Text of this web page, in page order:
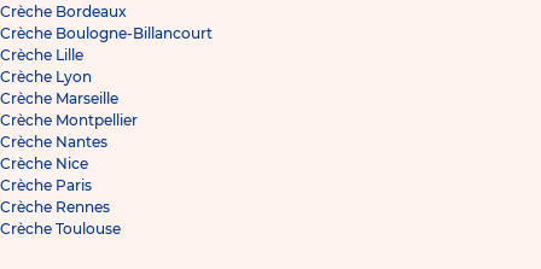
Crèche Bordeaux
Crèche Boulogne-Billancourt
Crèche Lille
Crèche Lyon
Crèche Marseille
Crèche Montpellier
Crèche Nantes
Crèche Nice
Crèche Paris
Crèche Rennes
Crèche Toulouse